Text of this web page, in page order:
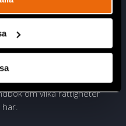
rättigheter i
känner du någon som
om vilka rättigheter
har.